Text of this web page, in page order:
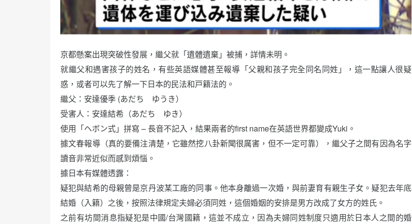
京都懸案出現突破性發展，繼父就「遺體遺棄」被捕，詳情未明。
就繼父和遇害孩子的姓名，有些英語媒體甚至報導「父親和孩子完全同名同姓」，這一點讓人很疑
惑，或者可以先了解一下日本的民法和戸籍法的。
繼父：安達優季 (あだち ゆうき）
受害人：安達結希（あだち ゆき）
使用「ヘボン式」拼寫 – 長音不記入，結果兩者的first name在英語世界都變成Yuki。
據文春報導（真的要備注清楚，它雖然挖八卦新聞很厲害，但不一定可靠），繼父子之間有因為名字
讀音非常近似而感到煩惱。
據日本有媒體透露：
疑犯與結希的母親曾是京丹波某工廠的同事。他本身離過一次婚，與前妻育有親生子女。疑犯去年底
結婚（入籍）之後，按照法律規定夫婦必須同姓，這個婚姻的安排是男方改成了女方的姓氏。
之前有坊間消息指疑犯是中國/台灣國籍，這並不成立，因為夫婦同姓制度只適用於日本人之間的婚